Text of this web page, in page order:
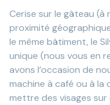
Cerise sur le gâteau (à
proximité
le même bâtiment, le
unique (nous vous en
avons l’occasion de
machine à café ou à la
mettre des visages